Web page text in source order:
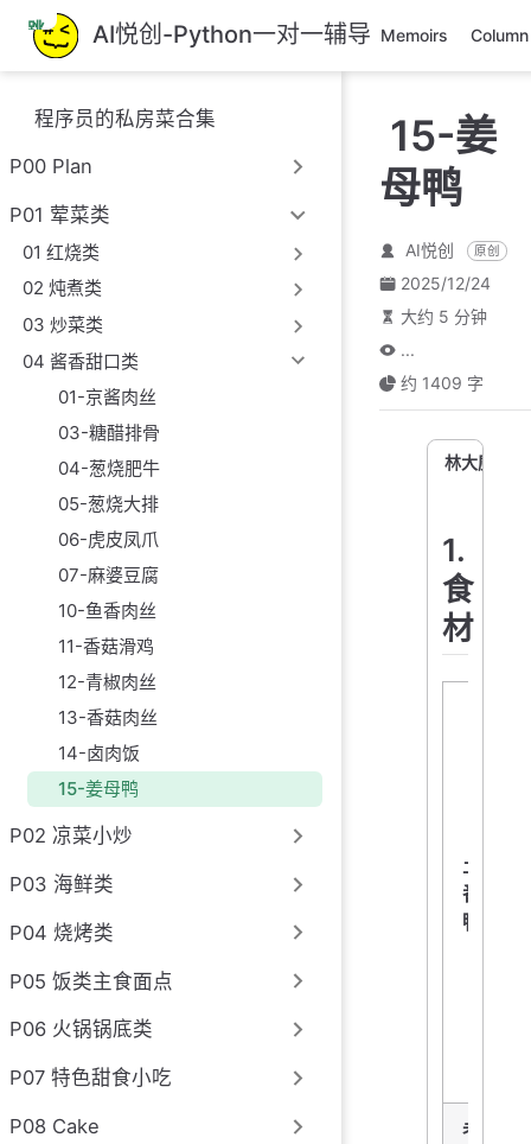
跳
至
主
要
內
AI悦创-Python一对一辅导 Memoirs Column
程序员的私房菜合集
P00 Plan
P01 荤菜类
01 红烧类
02 炖煮类
03 炒菜类
04 酱香甜口类
01-京酱肉丝
03-糖醋排骨
04-葱烧肥牛
05-葱烧大排
06-虎皮凤爪
07-麻婆豆腐
10-鱼香肉丝
11-香菇滑鸡
12-青椒肉丝
13-香菇肉丝
14-卤肉饭
15-姜母鸭
P02 凉菜小炒
P03 海鲜类
P04 烧烤类
P05 饭类主食面点
P06 火锅锅底类
P07 特色甜食小吃
P08 Cake
15-姜
母鸭
AI悦创 原创
2025/12/24
大约 5 分钟
...
约 1409 字
林大厨
1.
食
材
土
番
鸭
老